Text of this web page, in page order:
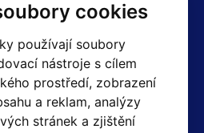
cookies
používají soubory
nástroje s cílem
prostředí, zobrazení
a reklam, analýzy
stránek a zjištění
605 234 204
– 15:00)
– 16:00)